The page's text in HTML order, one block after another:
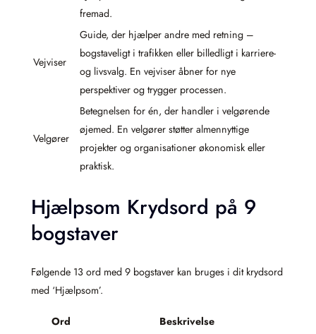
fremad.
Vejviser
Guide, der hjælper andre med retning –
bogstaveligt i trafikken eller billedligt i karriere-
og livsvalg. En vejviser åbner for nye
perspektiver og trygger processen.
Velgører
Betegnelsen for én, der handler i velgørende
øjemed. En velgører støtter almennyttige
projekter og organisationer økonomisk eller
praktisk.
Hjælpsom Krydsord på 9
bogstaver
Følgende 13 ord med 9 bogstaver kan bruges i dit krydsord
med ‘Hjælpsom’.
Ord Beskrivelse